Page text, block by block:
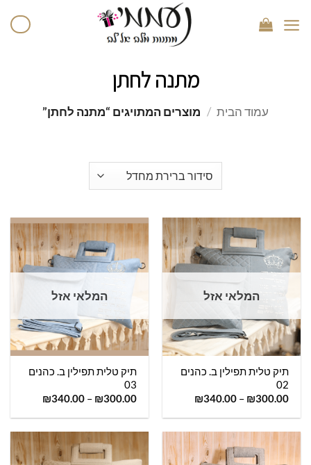
מתנה לחתן
עמוד הבית / מוצרים המתויגים “מתנה לחתן”
המלאי אזל
תיק טלית תפילין ב. כהנים
02
₪300.00
–
₪340.00
המלאי אזל
תיק טלית תפילין ב. כהנים
03
₪300.00
–
₪340.00